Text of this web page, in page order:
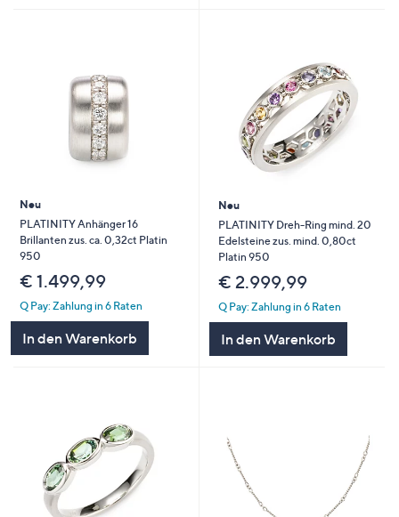
Neu
PLATINITY Anhänger 16
Brillanten zus. ca. 0,32ct Platin
950
€ 1.499,99
Q Pay: Zahlung in 6 Raten
In den Warenkorb
Neu
PLATINITY Dreh-Ring mind. 20
Edelsteine zus. mind. 0,80ct
Platin 950
€ 2.999,99
Q Pay: Zahlung in 6 Raten
In den Warenkorb